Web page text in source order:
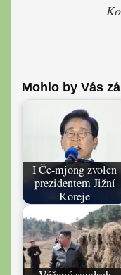
Mohlo by Vás
I Če-mjong zvolen
prezidentem Jižní
Koreje